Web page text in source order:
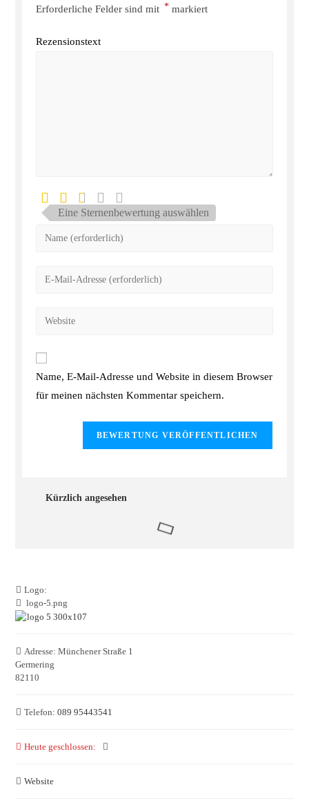
Erforderliche Felder sind mit * markiert
Rezensionstext
Eine Sternenbewertung auswählen
Name, E-Mail-Adresse und Website in diesem Browser
für meinen nächsten Kommentar speichern.
Kürzlich angesehen
Logo:
logo-5.png
Adresse: Münchener Straße 1
Germering
82110
Telefon: 089 95443541
Heute geschlossen:
Website